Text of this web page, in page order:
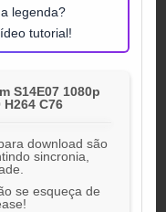
legenda?
tutorial!
S14E07 1080p
H264 C76
download são
sincronia,
se esqueça de